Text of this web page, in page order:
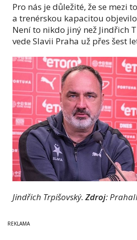
Pro nás je důležité, že se mezi
a trenérskou kapacitou
Není to nikdo jiný než Jindřich
vede Slavii Praha už přes šest
Jindřich Trpišovský.Zdroj: